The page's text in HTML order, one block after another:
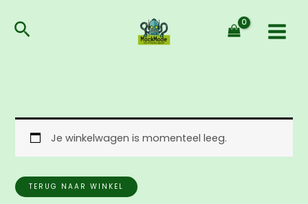
naarZoeken
Je winkelwagen is momenteel leeg.
TERUG NAAR WINKEL